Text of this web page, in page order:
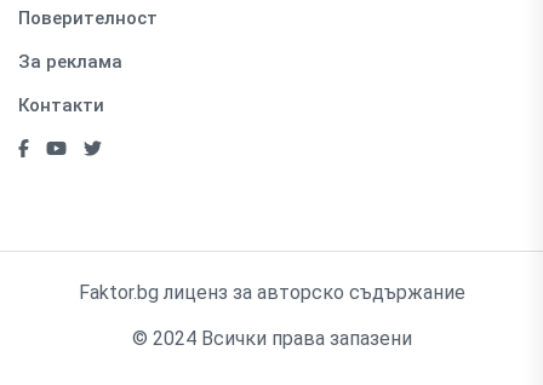
Поверителност
За реклама
Контакти
Faktor.bg лиценз за авторско съдържание
© 2024 Всички права запазени